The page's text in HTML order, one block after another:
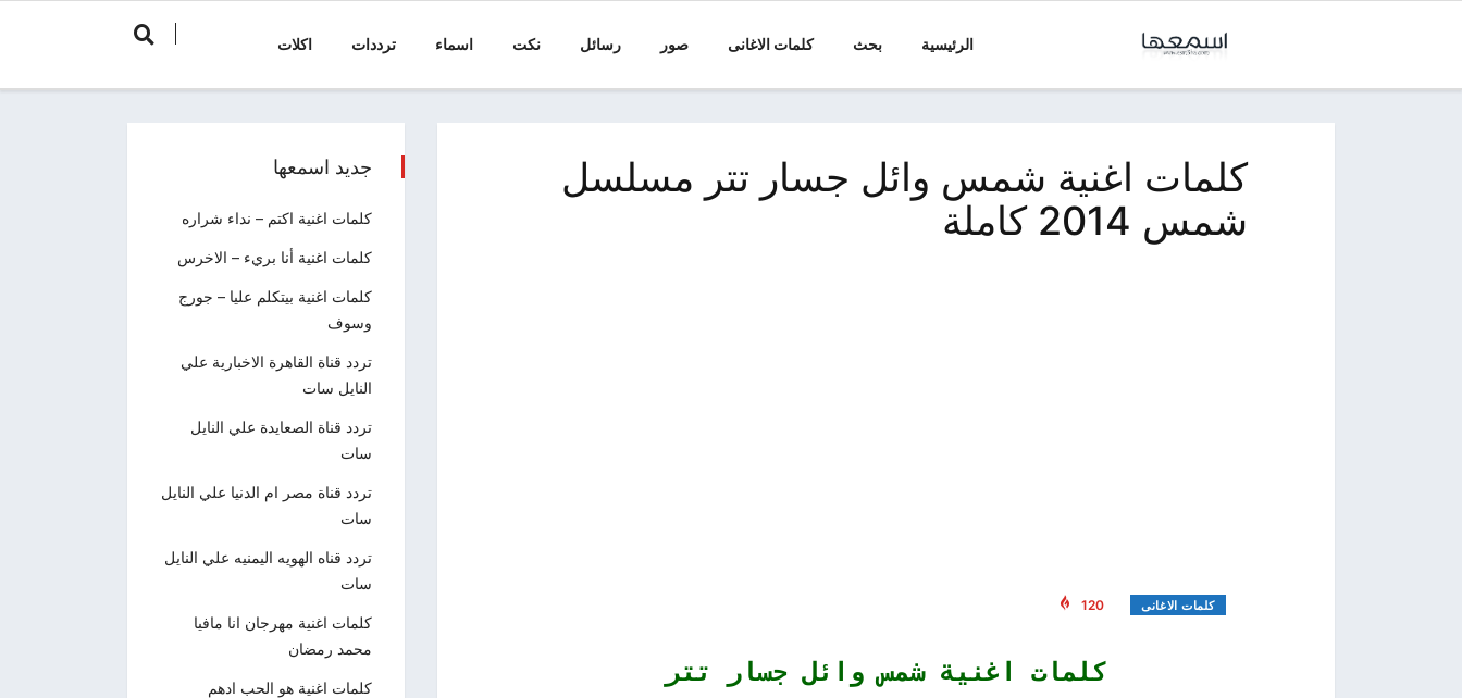
الرئيسية بحث كلمات الاغانى صور رسائل نكت اسماء ترددات اكلات
كلمات اغنية شمس وائل جسار تتر مسلسل
شمس 2014 كاملة
كلمات الاغانى 120
كلمات اغنية شمس وائل جسار تتر
جديد اسمعها
كلمات اغنية اكتم – نداء شراره
كلمات اغنية أنا بريء – الاخرس
كلمات اغنية بيتكلم عليا – جورج
وسوف
تردد قناة القاهرة الاخبارية علي
النايل سات
تردد قناة الصعايدة علي النايل
سات
تردد قناة مصر ام الدنيا علي النايل
سات
تردد قناه الهويه اليمنيه علي النايل
سات
كلمات اغنية مهرجان انا مافيا
محمد رمضان
كلمات اغنية هو الحب ادهم